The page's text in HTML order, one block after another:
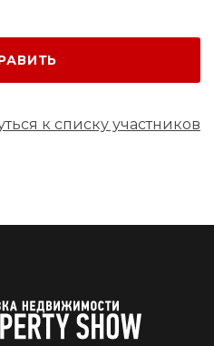
к списку участников